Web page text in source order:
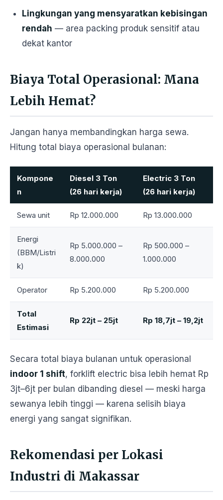
Lingkungan yang mensyaratkan kebisingan
rendah — area packing produk sensitif atau
dekat kantor
Biaya Total Operasional: Mana
Lebih Hemat?
Jangan hanya membandingkan harga sewa.
Hitung total biaya operasional bulanan:
Kompone
n
Diesel 3 Ton
(26 hari kerja)
Electric 3 Ton
(26 hari kerja)
Sewa unit Rp 12.000.000 Rp 13.000.000
Energi
(BBM/Listri
k)
Rp 5.000.000 –
8.000.000
Rp 500.000 –
1.000.000
Operator Rp 5.200.000 Rp 5.200.000
Total
Estimasi
Rp 22jt – 25jt Rp 18,7jt – 19,2jt
Secara total biaya bulanan untuk operasional
indoor 1 shift, forklift electric bisa lebih hemat Rp
3jt–6jt per bulan dibanding diesel — meski harga
sewanya lebih tinggi — karena selisih biaya
energi yang sangat signifikan.
Rekomendasi per Lokasi
Industri di Makassar